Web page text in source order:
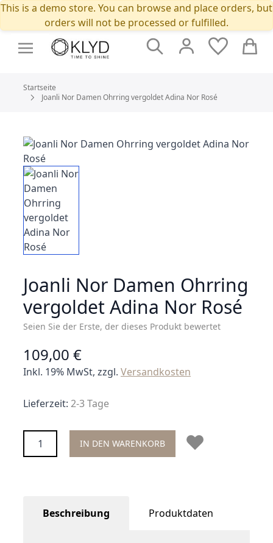
This is a demo store. You can browse and place orders, but
orders will not be processed or fulfilled.
Suche
Cart
Startseite
Joanli Nor Damen Ohrring vergoldet Adina Nor Rosé
Joanli Nor Damen Ohrring
vergoldet Adina Nor Rosé
Seien Sie der Erste, der dieses Produkt bewertet
109,00 €
Inkl. 19% MwSt, zzgl. Versandkosten
Lieferzeit: 2-3 Tage
Menge IN DEN WARENKORB
Beschreibung Produktdaten